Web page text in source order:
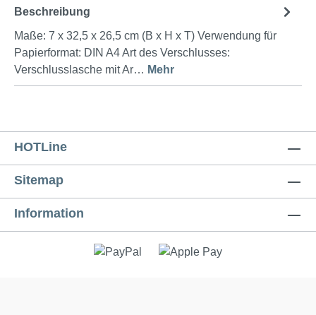
Beschreibung
Maße: 7 x 32,5 x 26,5 cm (B x H x T) Verwendung für
Papierformat: DIN A4 Art des Verschlusses:
Verschlusslasche mit Ar… Mehr
HOTLine
Sitemap
Information